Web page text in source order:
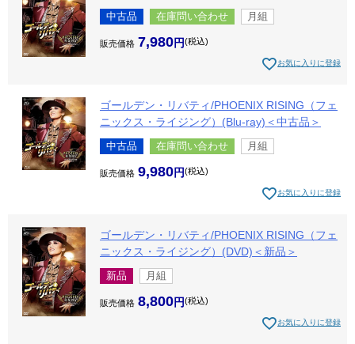
中古品 在庫問い合わせ 月組
販売価格 7,980 税込
お気に入りに登録
ゴールデン・リバティ/PHOENIX RISING（フェ
ニックス・ライジング）(Blu-ray)＜中古品＞
中古品 在庫問い合わせ 月組
販売価格 9,980 税込
お気に入りに登録
ゴールデン・リバティ/PHOENIX RISING（フェ
ニックス・ライジング）(DVD)＜新品＞
新品 月組
販売価格 8,800 税込
お気に入りに登録